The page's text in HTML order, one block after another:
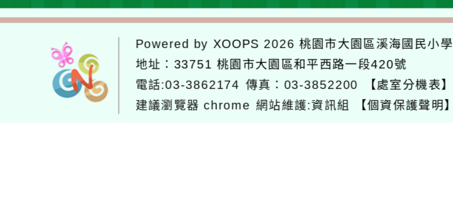
單
Powered by XOOPS 2026桃園市大園區溪海國民小學
地址： 33751 桃園市大園區和平西路一段420號
電話:03-3862174 傳真：03-3852200
【處室分機表】
建議瀏覽器 chrome 網站維護:資訊組 【個資保護聲明】